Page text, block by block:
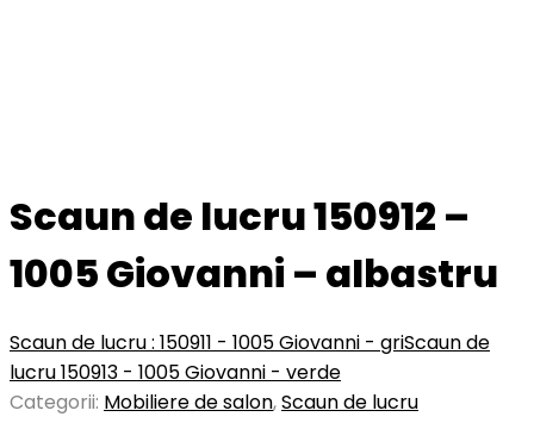
Scaun de lucru 150912 –
1005 Giovanni – albastru
Scaun de lucru : 150911 - 1005 Giovanni - griScaun de
lucru 150913 - 1005 Giovanni - verde
Categorii: Mobiliere de salon,Scaun de lucru